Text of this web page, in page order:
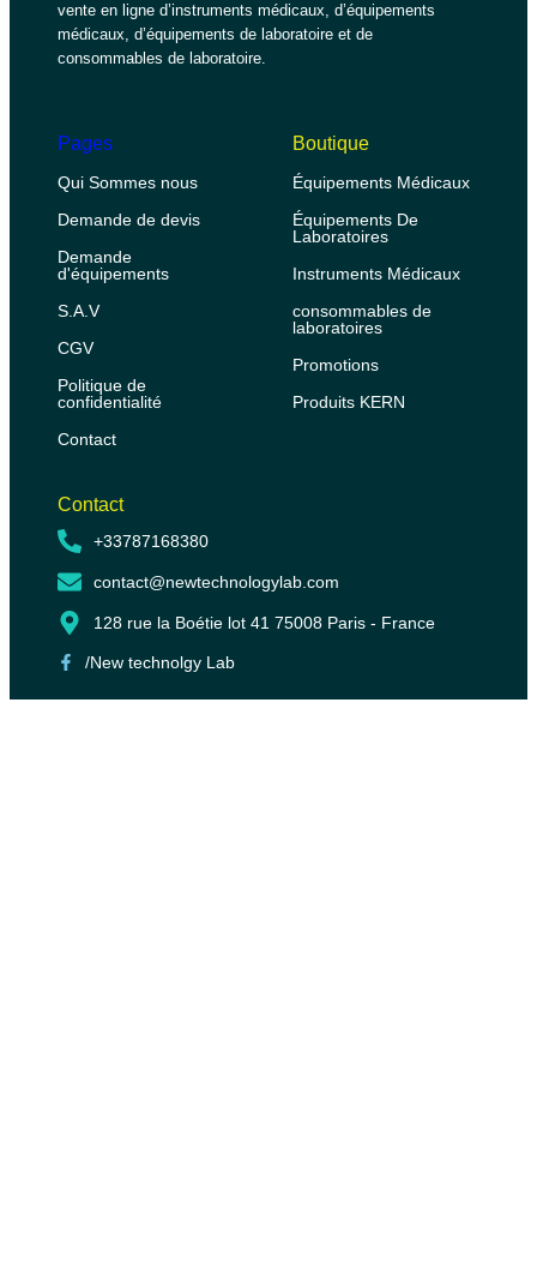
vente en ligne d’instruments médicaux, d’équipements
médicaux, d’équipements de laboratoire et de
consommables de laboratoire.
Pages
Qui Sommes nous
Demande de devis
Demande
d'équipements
S.A.V
CGV
Politique de
confidentialité
Contact
Boutique
Équipements Médicaux
Équipements De
Laboratoires
Instruments Médicaux
consommables de
laboratoires
Promotions
Produits KERN
Contact
+33787168380
contact@newtechnologylab.com
128 rue la Boétie lot 41 75008 Paris - France
/New technolgy Lab